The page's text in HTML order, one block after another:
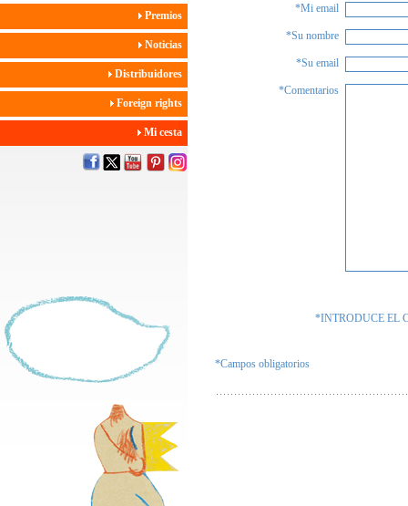
Premios
Noticias
Distribuidores
Foreign rights
Mi cesta
*Mi email
*Su nombre
*Su email
*Comentarios
*INTRODUCE EL
*Campos obligatorios